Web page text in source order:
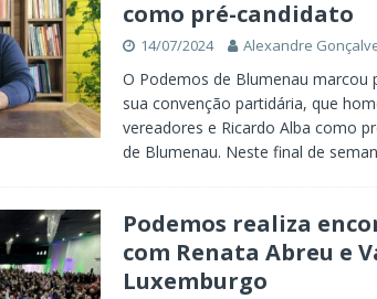
como pré-candidato
14/07/2024 Alexandre
O Podemos de Blumenau marcou
sua convenção partidária, que
vereadores e Ricardo Alba como
de Blumenau. Neste final de
Podemos realiza
com Renata Abreu e
Luxemburgo